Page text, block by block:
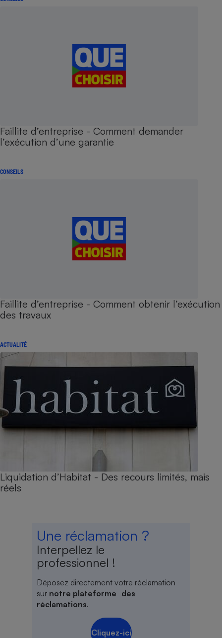
Faillite d’entreprise - Comment demander
l’exécution d’une garantie
CONSEILS
Faillite d’entreprise - Comment obtenir l’exécution
des travaux
ACTUALITÉ
Liquidation d’Habitat - Des recours limités, mais
réels
Une réclamation ?
Interpellez le
professionnel !
Déposez directement votre réclamation
sur notre plateforme des
réclamations.
Cliquez-ici